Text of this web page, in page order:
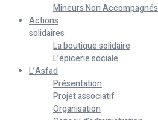
Mineurs Non Accompagnés
Actions
solidaires
La boutique solidaire
L’épicerie sociale
L’Asfad
Présentation
Projet associatif
Organisation